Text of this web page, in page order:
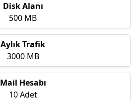
Disk Alanı
500 MB
Aylık Trafik
3000 MB
Mail Hesabı
10 Adet